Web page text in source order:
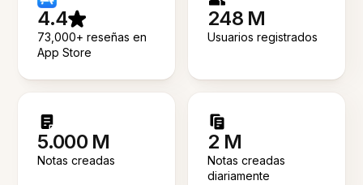
4.4
73,000+ reseñas en
App Store
248 M
Usuarios registrados
5.000 M
Notas creadas
2 M
Notas creadas
diariamente